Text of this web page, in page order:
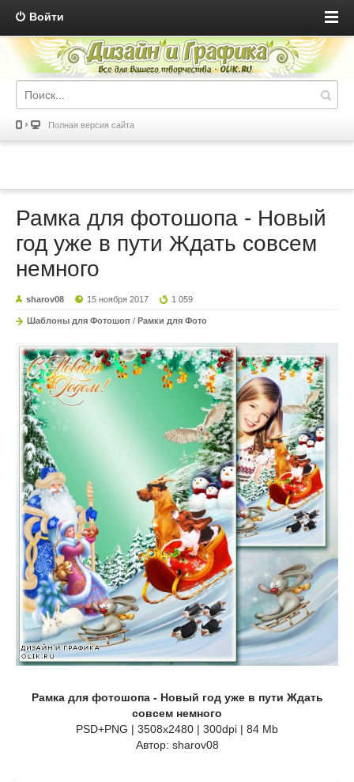
Войти
Полная версия сайта
Рамка для фотошопа - Новый
год уже в пути Ждать совсем
немного
sharov08 15 ноября 2017 1 059
Шаблоны для Фотошоп / Рамки для Фото
Рамка для фотошопа - Новый год уже в пути Ждать
совсем немного
PSD+PNG | 3508x2480 | 300dpi | 84 Mb
Автор: sharov08